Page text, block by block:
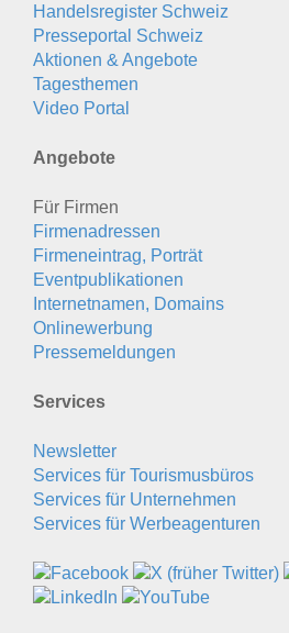
Handelsregister Schweiz
Presseportal Schweiz
Aktionen & Angebote
Tagesthemen
Video Portal
Angebote
Für Firmen
Firmenadressen
Firmeneintrag, Porträt
Eventpublikationen
Internetnamen, Domains
Onlinewerbung
Pressemeldungen
Services
Newsletter
Services für Tourismusbüros
Services für Unternehmen
Services für Werbeagenturen